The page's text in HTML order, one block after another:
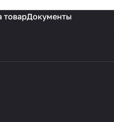
товарДокументы